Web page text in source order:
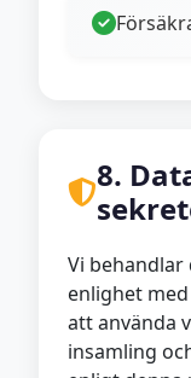
8.
Vi
enlighet
att använda
insamling